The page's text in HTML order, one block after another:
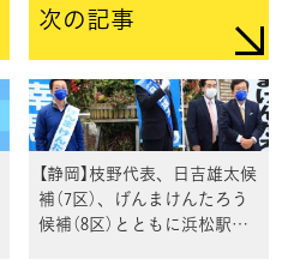
次の記事
【静岡】枝野代表、日吉雄太候
補（7区）、げんまけんたろう
候補（8区）とともに浜松駅で